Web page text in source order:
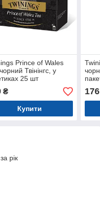
Prince of Wales
Твінінгс, у
25 шт
₴
Купити
176
рік